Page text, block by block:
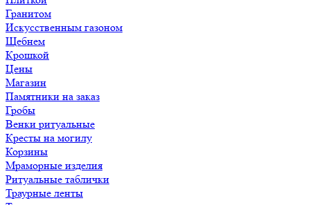
Гранитом
Искусственным газоном
Щебнем
Крошкой
Цены
Магазин
Памятники на заказ
Гробы
Венки ритуальные
Кресты на могилу
Корзины
Мраморные изделия
Ритуальные таблички
Траурные ленты